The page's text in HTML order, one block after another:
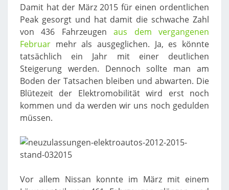
Damit hat der März 2015 für einen ordentlichen
Peak gesorgt und hat damit die schwache Zahl
von 436 Fahrzeugenaus dem vergangenen
Februar mehr als ausgeglichen. Ja, es könnte
tatsächlich ein Jahr mit einer deutlichen
Steigerung werden. Dennoch sollte man am
Boden der Tatsachen bleiben und abwarten. Die
Blütezeit der Elektromobilität wird erst noch
kommen und da werden wir uns noch gedulden
müssen.
Vor allem Nissan konnte im März mit einem